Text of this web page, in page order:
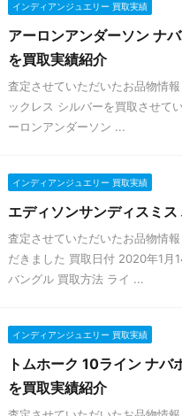
インディアンジュエリー 買取実績
アーロンアンダーソン ナ
を買取実績紹介
査定させていただいたお品物情
ックレス シルバーを買取させて
ーロンアンダーソン ...
インディアンジュエリー 買取実績
エディソンサンディスミ
査定させていただいたお品物情
だきました 買取日付 2020年1月
バングル 買取方法 ライ ...
インディアンジュエリー 買取実績
トムホーク 10ライン ナ
を買取実績紹介